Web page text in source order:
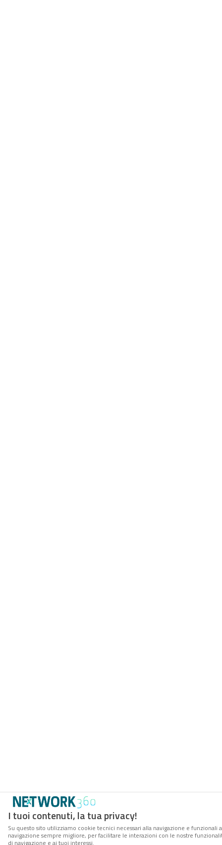
I tuoi contenuti, la tua privacy!
Su questo sito utilizziamo cookie tecnici necessari alla navigazione e
navigazione sempre migliore, per facilitare le interazioni con le nostre
di navigazione e ai tuoi interessi.